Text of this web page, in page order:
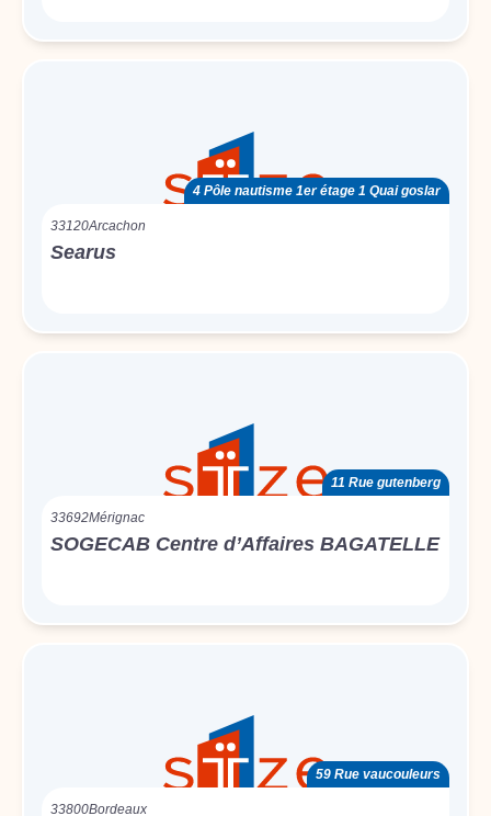
4 Pôle nautisme 1er étage 1 Quai goslar
33120Arcachon
Searus
11 Rue gutenberg
33692Mérignac
SOGECAB Centre d’Affaires BAGATELLE
59 Rue vaucouleurs
33800Bordeaux